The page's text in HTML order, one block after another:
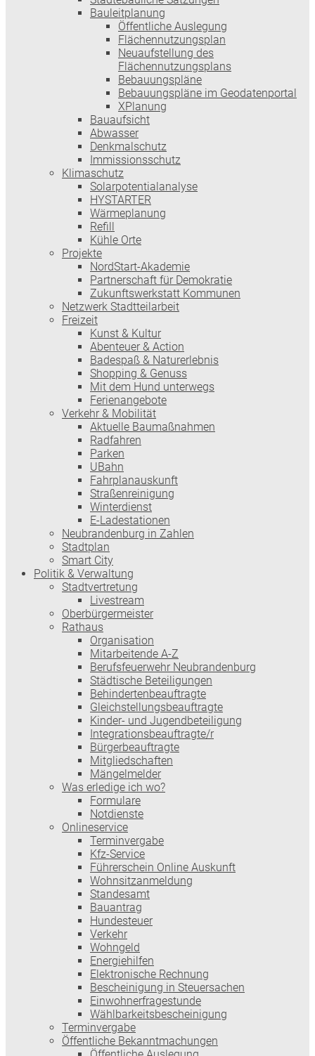
Bauleitplanung
Öffentliche Auslegung
Flächennutzungsplan
Neuaufstellung des
Flächennutzungsplans
Bebauungspläne
Bebauungspläne im Geodatenportal
XPlanung
Bauaufsicht
Abwasser
Denkmalschutz
Immissionsschutz
Klimaschutz
Solarpotentialanalyse
HYSTARTER
Wärmeplanung
Refill
Kühle Orte
Projekte
NordStart-Akademie
Partnerschaft für Demokratie
Zukunftswerkstatt Kommunen
Netzwerk Stadtteilarbeit
Freizeit
Kunst & Kultur
Abenteuer & Action
Badespaß & Naturerlebnis
Shopping & Genuss
Mit dem Hund unterwegs
Ferienangebote
Verkehr & Mobilität
Aktuelle Baumaßnahmen
Radfahren
Parken
UBahn
Fahrplanauskunft
Straßenreinigung
Winterdienst
E-Ladestationen
Neubrandenburg in Zahlen
Stadtplan
Smart City
Politik & Verwaltung
Stadtvertretung
Livestream
Oberbürgermeister
Rathaus
Organisation
Mitarbeitende A-Z
Berufsfeuerwehr Neubrandenburg
Städtische Beteiligungen
Behindertenbeauftragte
Gleichstellungsbeauftragte
Kinder- und Jugendbeteiligung
Integrationsbeauftragte/r
Bürgerbeauftragte
Mitgliedschaften
Mängelmelder
Was erledige ich wo?
Formulare
Notdienste
Onlineservice
Terminvergabe
Kfz-Service
Führerschein Online Auskunft
Wohnsitzanmeldung
Standesamt
Bauantrag
Hundesteuer
Verkehr
Wohngeld
Energiehilfen
Elektronische Rechnung
Bescheinigung in Steuersachen
Einwohnerfragestunde
Wählbarkeitsbescheinigung
Terminvergabe
Öffentliche Bekanntmachungen